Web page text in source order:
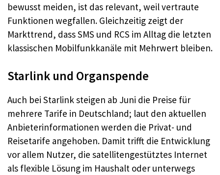
bewusst meiden, ist das relevant, weil vertraute
Funktionen wegfallen. Gleichzeitig zeigt der
Markttrend, dass SMS und RCS im Alltag die letzten
klassischen Mobilfunkkanäle mit Mehrwert bleiben.
Starlink und Organspende
Auch bei Starlink steigen ab Juni die Preise für
mehrere Tarife in Deutschland; laut den aktuellen
Anbieterinformationen werden die Privat- und
Reisetarife angehoben. Damit trifft die Entwicklung
vor allem Nutzer, die satellitengestütztes Internet
als flexible Lösung im Haushalt oder unterwegs